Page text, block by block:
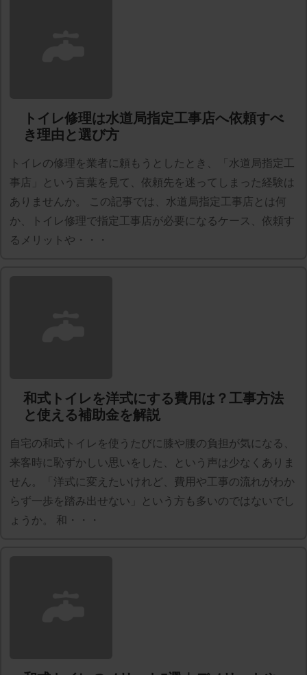
トイレ修理は水道局指定工事店へ依頼すべ
き理由と選び方
トイレの修理を業者に頼もうとしたとき、「水道局指定工
事店」という言葉を見て、依頼先を迷ってしまった経験は
ありませんか。 この記事では、水道局指定工事店とは何
か、トイレ修理で指定工事店が必要になるケース、依頼す
るメリットや・・・
和式トイレを洋式にする費用は？工事方法
と使える補助金を解説
自宅の和式トイレを使うたびに膝や腰の負担が気になる、
来客時に恥ずかしい思いをした、という声は少なくありま
せん。「洋式に変えたいけれど、費用や工事の流れがわか
らず一歩を踏み出せない」という方も多いのではないでし
ょうか。 和・・・